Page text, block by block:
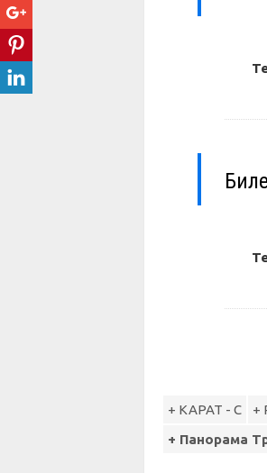
+ КАРАТ - С +
+ Панорама